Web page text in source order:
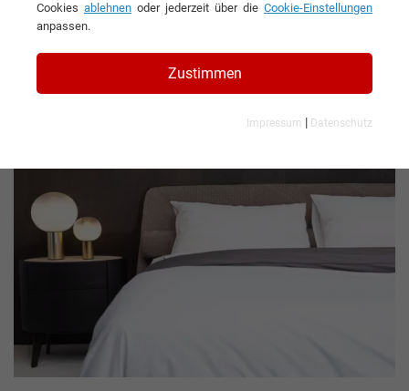
Cookies ablehnen oder jederzeit über die Cookie-Einstellungen
anpassen.
Zustimmen
Impressum | Datenschutz